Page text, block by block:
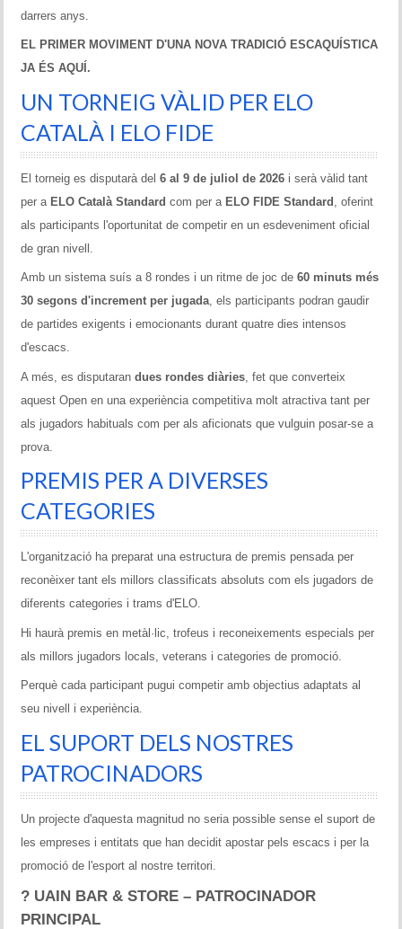
Obertures
Tàctica
Llibres
Altres tornejos
darrers anys.
EL PRIMER MOVIMENT D'UNA NOVA TRADICIÓ ESCAQUÍSTICA
JA ÉS AQUÍ.
UN TORNEIG VÀLID PER ELO
CATALÀ I ELO FIDE
El torneig es disputarà del 6 al 9 de juliol de 2026 i serà vàlid tant
per a ELO Català Standard com per a ELO FIDE Standard , oferint
als participants l'oportunitat de competir en un esdeveniment oficial
de gran nivell.
Amb un sistema suís a 8 rondes i un ritme de joc de 60 minuts més
30 segons d'increment per jugada, els participants podran gaudir
de partides exigents i emocionants durant quatre dies intensos
d'escacs.
A més, es disputaran dues rondes diàries , fet que converteix
aquest Open en una experiència competitiva molt atractiva tant per
als jugadors habituals com per als aficionats que vulguin posar-se a
prova.
PREMIS PER A DIVERSES
CATEGORIES
L'organització ha preparat una estructura de premis pensada per
reconèixer tant els millors classificats absoluts com els jugadors de
diferents categories i trams d'ELO.
Hi haurà premis en metàl·lic, trofeus i reconeixements especials per
als millors jugadors locals, veterans i categories de promoció.
Perquè cada participant pugui competir amb objectius adaptats al
seu nivell i experiència.
EL SUPORT DELS NOSTRES
PATROCINADORS
Un projecte d'aquesta magnitud no seria possible sense el suport de
les empreses i entitats que han decidit apostar pels escacs i per la
promoció de l'esport al nostre territori.
? UAIN BAR & STORE – PATROCINADOR
PRINCIPAL